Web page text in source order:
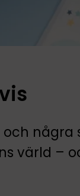
värld –